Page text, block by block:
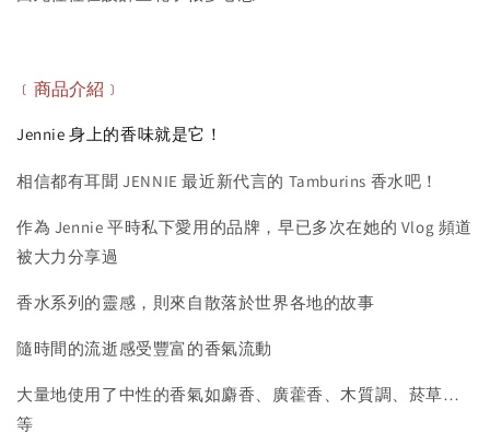
﹝商品介紹﹞
Jennie 身上的香味就是它！
相信都有耳聞 JENNIE 最近新代言的 Tamburins 香水吧！
作為 Jennie 平時私下愛用的品牌，早已多次在她的 Vlog 頻道
被大力分享過
香水系列的靈感，則來自散落於世界各地的故事
隨時間的流逝感受豐富的香氣流動
大量地使用了中性的香氣如麝香、廣藿香、木質調、菸草…
等